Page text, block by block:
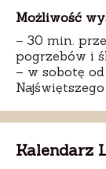
Możliwość
– 30 min.
pogrzebów i
– w sobotę
Kalendarz